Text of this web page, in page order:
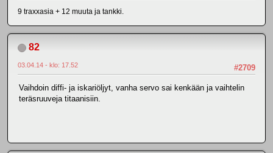
9 traxxasia + 12 muuta ja tankki.
82
#2709
03.04.14 - klo: 17.52
Vaihdoin diffi- ja iskariöljyt, vanha servo sai kenkään ja vaihtelin
teräsruuveja titaanisiin.